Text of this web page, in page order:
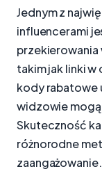
Jednym z
influencerami
przekierowania
takim jak linki
kody rabatowe
widzowie mogą
Skuteczność
różnorodne
zaangażowanie.